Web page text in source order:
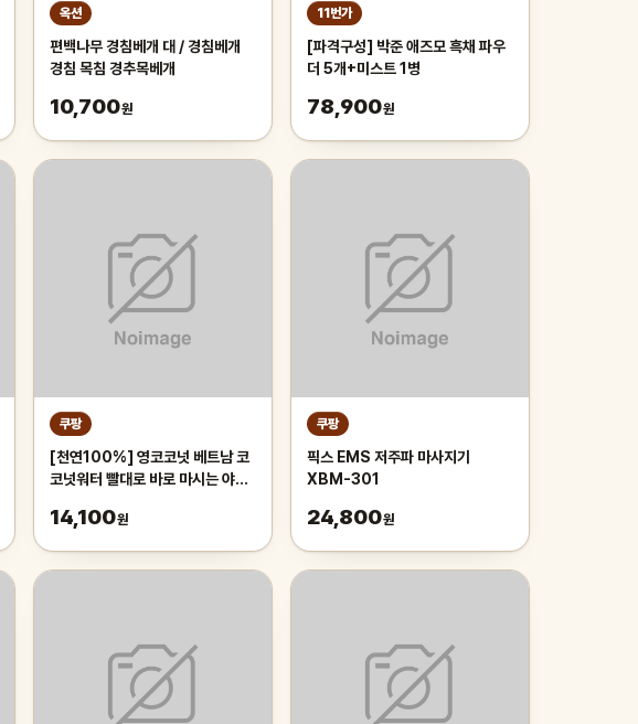
옥션
편백나무 경침베개 대 / 경침베개
경침 목침 경추목베개
10,700원
11번가
[파격구성] 박준 애즈모 흑채 파우
더 5개+미스트 1병
78,900원
쿠팡
[천연100%] 영코코넛 베트남 코
코넛워터 빨대로 바로 마시는 야자
내외(2과입)
14,100원
쿠팡
픽스 EMS 저주파 마사지기
XBM-301
24,800원